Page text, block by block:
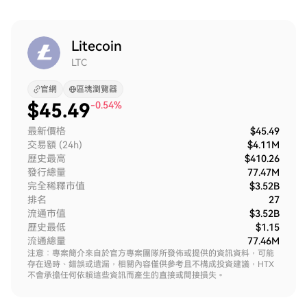
Litecoin
LTC
官網 區塊瀏覽器
$45.49-0.54%
最新價格
$45.49
交易額 (24h)
$4.11M
歷史最高
$410.26
發行總量
77.47M
完全稀釋市值
$3.52B
排名
27
流通市值
$3.52B
歷史最低
$1.15
流通總量
77.46M
注意：專案簡介來自於官方專案團隊所發佈或提供的資訊資料，可能
存在過時、錯誤或遺漏，相關內容僅供參考且不構成投資建議，HTX
不會承擔任何依賴這些資訊而產生的直接或間接損失。